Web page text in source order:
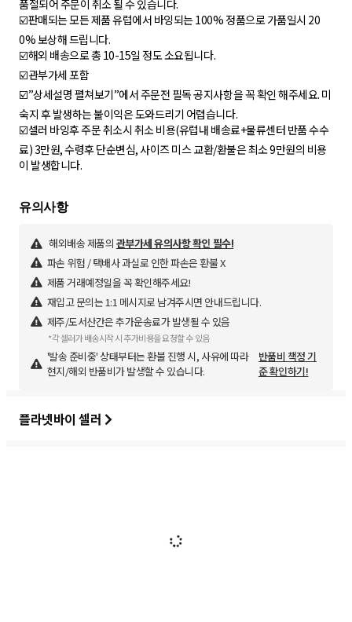
품절되어 주문이 취소 될 수 있습니다.
☑️판매되는 모든 제품 유럽에서 바잉되는 100% 정품으로 가품일시 20
0% 보상해 드립니다.
☑️해외 배송으로 총 10-15일 정도 소요됩니다.
☑️관부가세 포함
☑️”상세설명 펼쳐보기”에서 주문전 필독 공지사항을 꼭 확인 해주세요. 미
숙지 후 발생하는 불이익은 도와드리기 어렵습니다.
☑️셀러 바잉후 주문 취소시 취소 비용(유럽내 배송료+물류센터 반품 수수
료) 3만원, 수령후 단순변심, 사이즈 미스 교환/환불은 최소 9만원의 비용
유의사항
해외배송 제품의 관부가세 유의사항 확인 필수!
파손 위험 / 택배사 과실로 인한 파손은 환불 X
제품 거래예정일을 꼭 확인해주세요!
재입고 문의는 1:1 메시지로 남겨주시면 안내드립니다.
제주/도서산간은 추가운송료가 발생될 수 있음
*각 셀러가 배송시작 시 추가비용을 요청할 수 있음
'발송 준비중' 상태부터는 환불 진행 시, 사유에 따라
현지/해외 반품비가 발생할 수 있습니다.
반품비 책정 기
준 확인하기!
플라넷바이 셀러